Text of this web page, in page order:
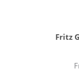
Fritz